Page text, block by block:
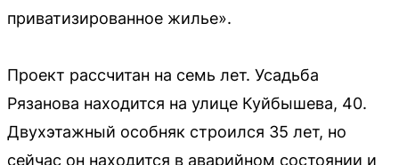
приватизированное жилье».
Проект рассчитан на семь лет. Усадьба
Рязанова находится на улице Куйбышева, 40.
Двухэтажный особняк строился 35 лет, но
сейчас он находится в аварийном состоянии и